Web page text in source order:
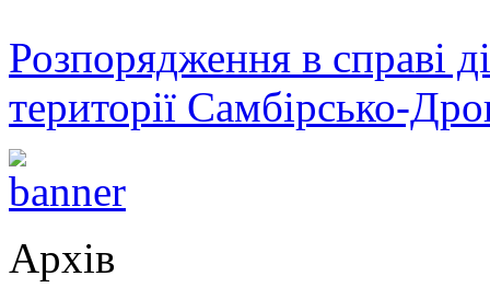
Розпорядження в справі
території Самбірсько-
Архів